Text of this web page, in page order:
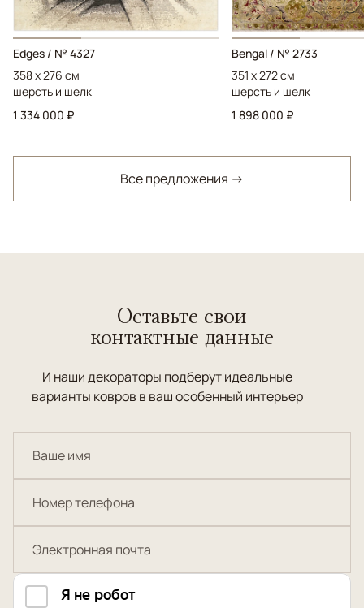
Edges / № 4327
358 x 276 см
шерсть и шелк
1 334 000 ₽
Bengal / № 2733
351 x 272 см
шерсть и шелк
1 898 000 ₽
Все предложения →
Оставьте свои
контактные данные
И наши декораторы подберут идеальные
варианты ковров в ваш особенный интерьер